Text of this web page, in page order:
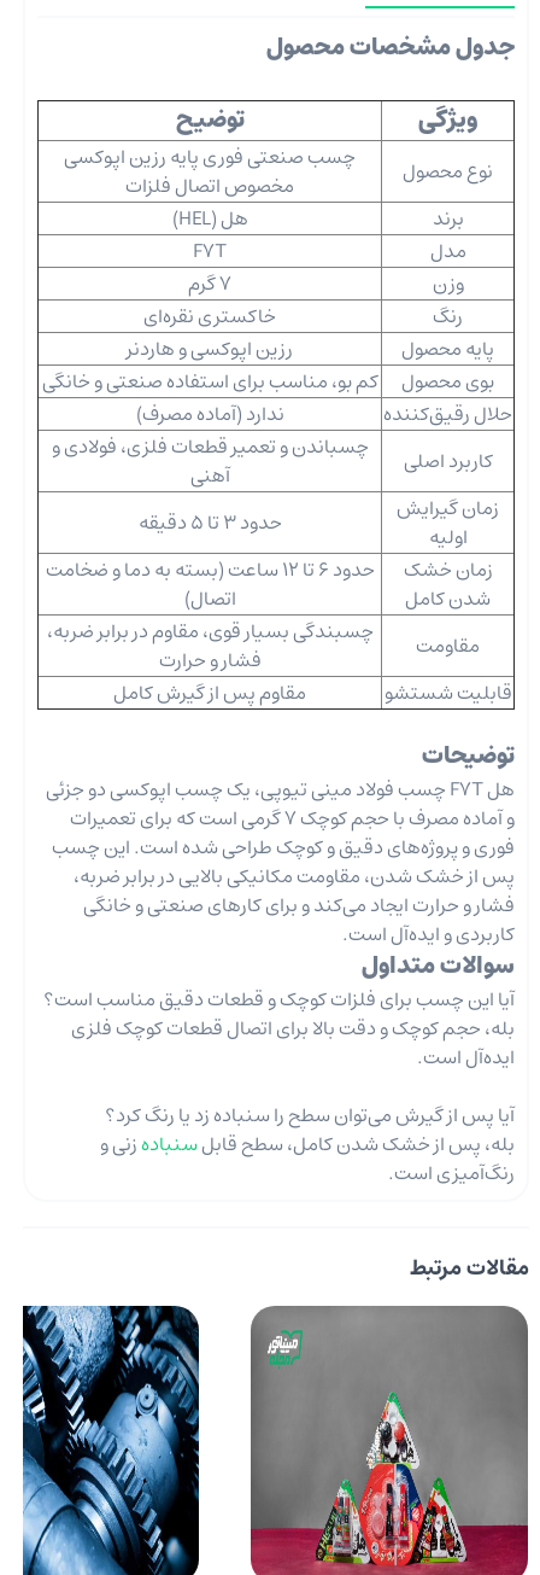
جدول مشخصات محصول
ویژگی
توضیح
نوع محصول
چسب صنعتی فوری پایه رزین اپوکسی
مخصوص اتصال فلزات
برند
هل (HEL)
مدل
F7T
وزن
7 گرم
رنگ
خاکستری نقره‌ای
پایه محصول
رزین اپوکسی و هاردنر
بوی محصول
کم ‌بو، مناسب برای استفاده صنعتی و خانگی
حلال رقیق‌کننده
ندارد (آماده مصرف)
کاربرد اصلی
چسباندن و تعمیر قطعات فلزی، فولادی و
آهنی
زمان گیرایش
اولیه
حدود 3 تا 5 دقیقه
زمان خشک
شدن کامل
حدود 6 تا 12 ساعت (بسته به دما و ضخامت
اتصال)
مقاومت
چسبندگی بسیار قوی، مقاوم در برابر ضربه،
فشار و حرارت
قابلیت شستشو
مقاوم پس از گیرش کامل
توضیحات
هل F7T چسب فولاد مینی تیوپی، یک چسب اپوکسی دو جزئی
و آماده مصرف با حجم کوچک 7 گرمی است که برای تعمیرات
فوری و پروژه‌های دقیق و کوچک طراحی شده است. این چسب
پس از خشک شدن، مقاومت مکانیکی بالایی در برابر ضربه،
فشار و حرارت ایجاد می‌کند و برای کارهای صنعتی و خانگی
کاربردی و ایده‌آل است.
سوالات متداول
آیا این چسب برای فلزات کوچک و قطعات دقیق مناسب است؟
بله، حجم کوچک و دقت بالا برای اتصال قطعات کوچک فلزی
ایده‌آل است.
آیا پس از گیرش می‌توان سطح را سنباده زد یا رنگ کرد؟
بله، پس از خشک شدن کامل، سطح قابلسنبادهزنی و
رنگ‌آمیزی است.
مقالات مرتبط